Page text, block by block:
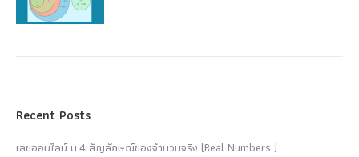
Recent Posts
เลขออนไลน์ ม.4 สัญลักษณ์ของจำนวนจริง (Real Numbers )